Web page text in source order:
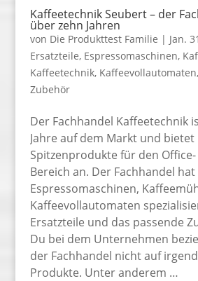
Kaffeetechnik Seubert – der
über zehn Jahren
von Die Produkttest Familie | Jan.
Ersatzteile, Espressomaschinen,
Kaffeetechnik, Kaffeevollautomaten,
Zubehör
Der Fachhandel Kaffeetechnik
Jahre auf dem Markt und bietet
Spitzenprodukte für den
Bereich an. Der Fachhandel
Espressomaschinen,
Kaffeevollautomaten
Ersatzteile und das passende
Du bei dem Unternehmen
der Fachhandel nicht auf
Produkte. Unter anderem …